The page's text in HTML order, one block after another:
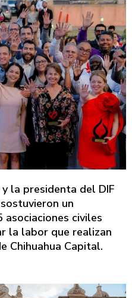
la presidenta del DIF
un
asociaciones civiles
la labor que realizan
Chihuahua Capital.